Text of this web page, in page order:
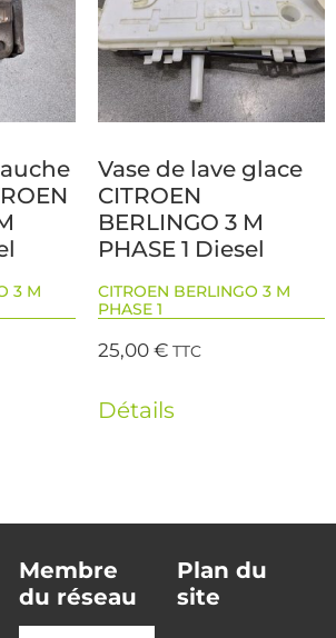
3 M
Vase de lave glace
CITROEN
BERLINGO 3 M
PHASE 1 Diesel
CITROEN BERLINGO 3 M
PHASE 1
25,00€ TTC
Détails
Membre
du réseau
Plan du
site